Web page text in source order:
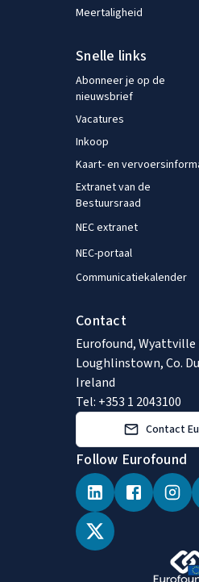
Meertaligheid
Snelle links
Abonneer je op de
nieuwsbrief
Vacatures
Inkoop
Kaart- en
Extranet van de
Bestuursraad
NEC extranet
NEC-portaal
Communicatiekalender
Contact
Eurofound, Wyattville
Loughlinstown, Co.
Ireland
Tel: +353 1 2043100
Contact
Follow Eurofound